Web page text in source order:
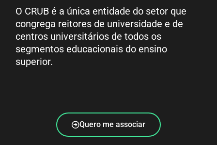
O CRUB é a única entidade do setor que
congrega reitores de universidade e de
centros universitários de todos os
segmentos educacionais do ensino
superior.
Quero me associar